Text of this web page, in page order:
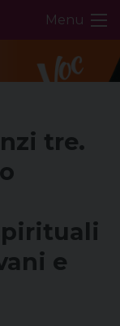
Menu
tre.
e